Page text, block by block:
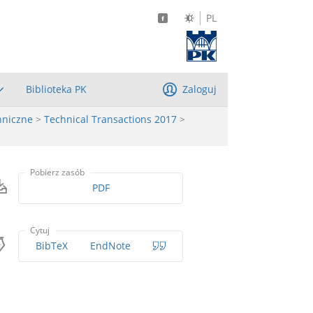
PL
Biblioteka PK Zaloguj
> Technical Transactions 2017 >
Pobierz zasób
PDF
Cytuj
BibTeX EndNote